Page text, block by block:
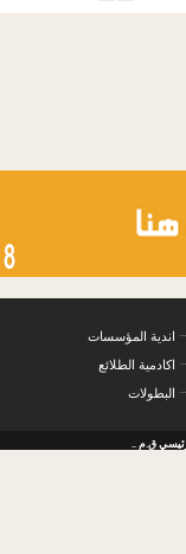
اندية المؤسسات
اكادمية الطلائع
البطولات